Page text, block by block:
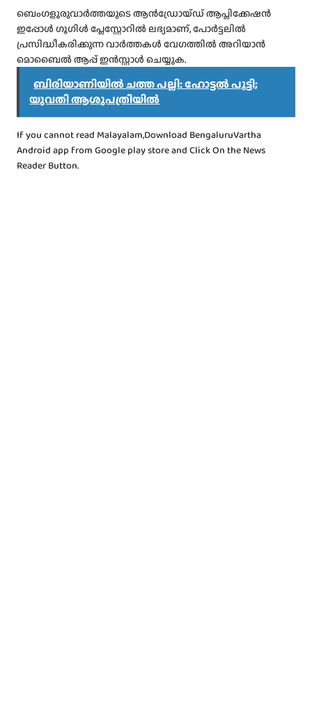
ബെംഗളൂരുവാർത്തയുടെ ആൻഡ്രോയ്ഡ് ആപ്ലിക്കേഷൻ
ഇപ്പോൾ ഗൂഗിൾ പ്ലേസ്റ്റോറിൽ ലഭ്യമാണ്, പോർട്ടലിൽ
പ്രസിദ്ധീകരിക്കുന്ന വാർത്തകൾ വേഗത്തിൽ അറിയാൻ
മൊബൈൽ ആപ്പ് ഇൻസ്റ്റാൾ ചെയ്യുക.
ബിരിയാണിയിൽ ചത്ത പല്ലി: ഹോട്ടൽ പൂട്ടി;
യുവതി ആശുപത്രിയിൽ
If you cannot read Malayalam,Download BengaluruVartha
Android app from Google play store and Click On the News
Reader Button.